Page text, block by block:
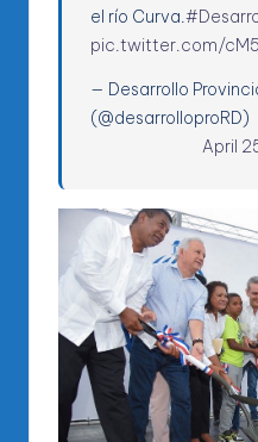
el río Curva.
pic.twitter.com/
— Desarrollo
(@desarrolloproRD)
April